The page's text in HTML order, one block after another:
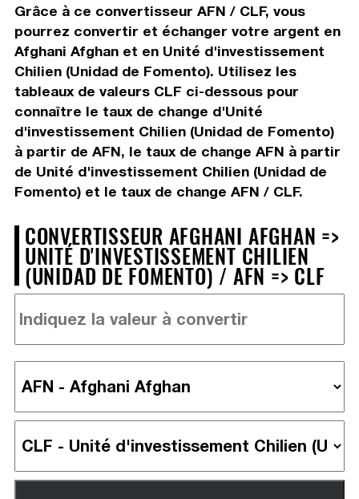
Grâce à ce convertisseur AFN / CLF, vous
pourrez convertir et échanger votre argent en
Afghani Afghan et en Unité d'investissement
Chilien (Unidad de Fomento). Utilisez les
tableaux de valeurs CLF ci-dessous pour
connaître le taux de change d'Unité
d'investissement Chilien (Unidad de Fomento)
à partir de AFN, le taux de change AFN à partir
de Unité d'investissement Chilien (Unidad de
Fomento) et le taux de change AFN / CLF.
CONVERTISSEUR AFGHANI AFGHAN =>
UNITÉ D'INVESTISSEMENT CHILIEN
(UNIDAD DE FOMENTO) / AFN => CLF